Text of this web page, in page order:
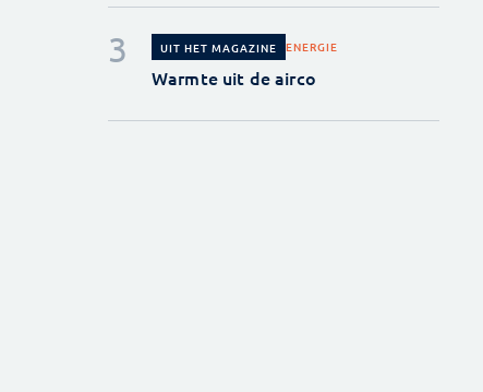
UIT HET MAGAZINE ENERGIE
Warmte uit de airco